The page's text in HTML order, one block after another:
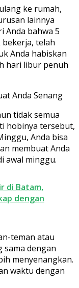
ke rumah,
lainnya
Anda bahwa 5
telah
Anda habiskan
hari libur penuh
Anda Senang
tidak semua
hobinya tersebut,
Anda bisa
membuat Anda
awal minggu.
di Batam,
dengan
teman atau
sama dengan
menyenangkan.
waktu dengan